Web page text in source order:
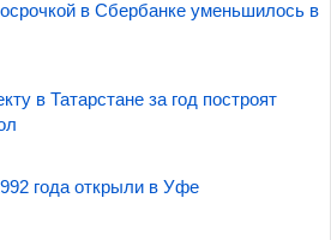
в Сбербанке уменьшилось в
в Татарстане за год построят
года открыли в Уфе